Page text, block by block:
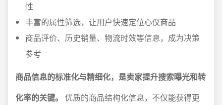
性
丰富的属性筛选，让用户快速定位心仪商品
商品评价、历史销量、物流时效等信息，成为决策
参考
商品信息的标准化与精细化，是卖家提升搜索曝光和转
化率的关键。
优质的商品结构化信息，不仅能获得更